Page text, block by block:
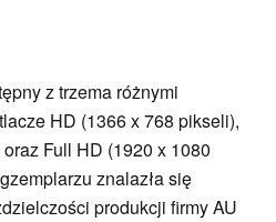
z trzema różnymi
HD (1366 x 768 pikseli),
Full HD (1920 x 1080
znalazła się
produkcji firmy AU